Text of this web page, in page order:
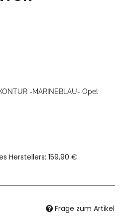
-MARINEBLAU- Opel
Herstellers: 159,90 €
Frage zum Artikel